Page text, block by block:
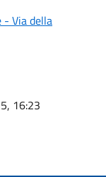
- Via della
16:23